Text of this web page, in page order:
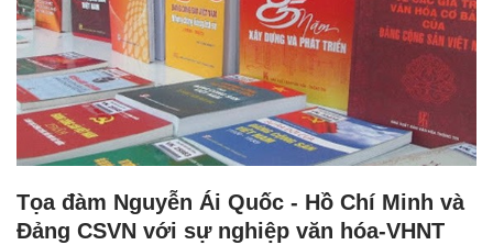
Tọa đàm Nguyễn Ái Quốc - Hồ Chí Minh và
Đảng CSVN với sự nghiệp văn hóa-VHNT